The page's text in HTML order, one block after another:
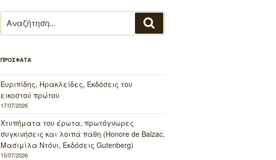
για:
ΠΡΟΣΦΑΤΑ
Ευριπίδης, Ηρακλείδες, Εκδόσεις του
εικοστού πρώτου
17/07/2026
Χτυπήματα του έρωτα, πρωτόγνωρες
συγκινήσεις και λοιπά πάθη (Honore de Balzac,
Μασιμίλα Ντόνι, Εκδόσεις Gutenberg)
15/07/2026